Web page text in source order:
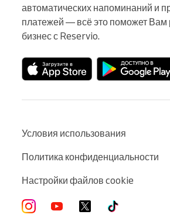
автоматических напоминаний и
платежей — всё это поможет Вам
бизнес с Reservio.
Условия использования
Политика конфиденциальности
Настройки файлов cookie